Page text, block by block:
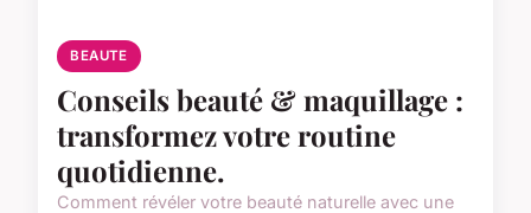
BEAUTE
Conseils beauté & maquillage :
transformez votre routine
quotidienne.
Comment révéler votre beauté naturelle avec une